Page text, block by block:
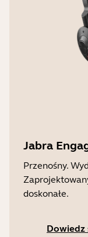
Jabra
Przenośny.
doskonałe.
Dowiedz